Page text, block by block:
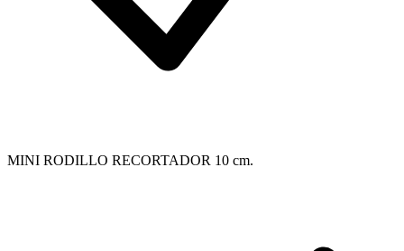
MINI RODILLO RECORTADOR 10 cm.